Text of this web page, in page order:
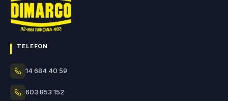
TELEFON
14 684 40 59
603 853 152